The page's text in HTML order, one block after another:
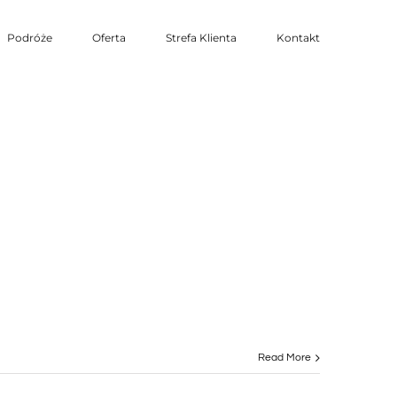
Podróże Oferta Strefa Klienta Kontakt
Read More